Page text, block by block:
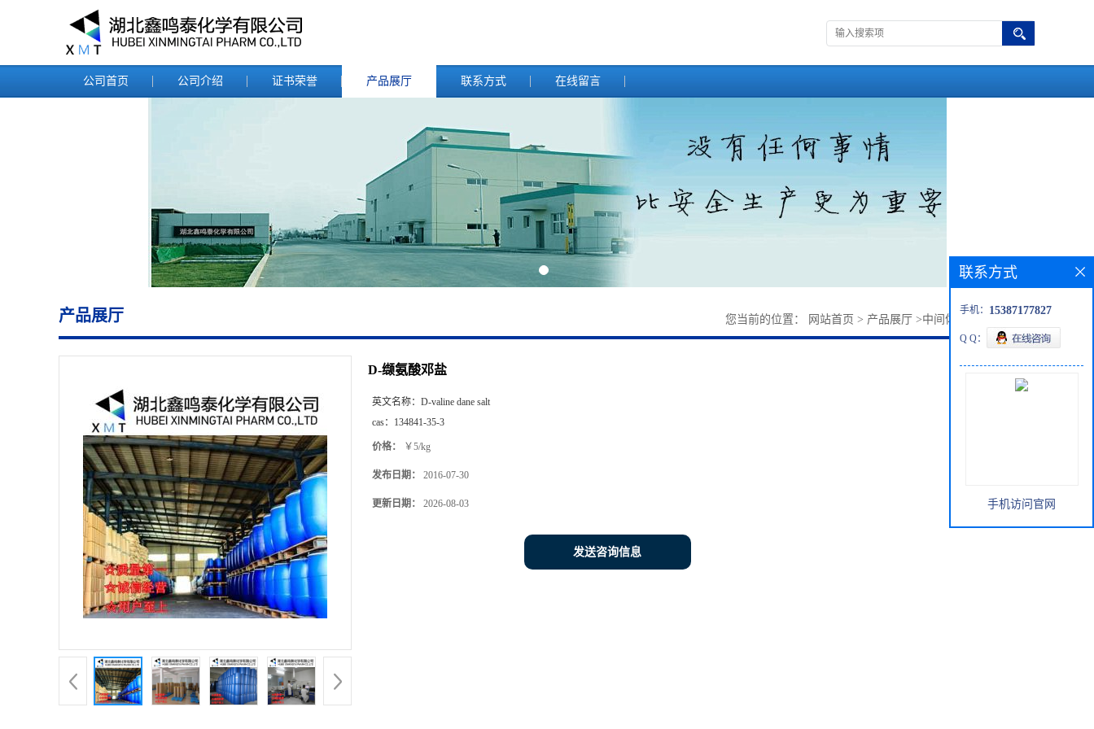
公司首页 公司介绍 证书荣誉 产品展厅 联系方式 在线留言
产品展厅 您当前的位置： 网站首页 > 产品展厅 >中间体
D-缬氨酸邓盐
英文名称： D-valine dane salt
cas： 134841-35-3
价格： ￥5/kg
发布日期： 2016-07-30
更新日期： 2026-08-03
发送咨询信息
联系方式
手机： 15387177827
Q Q：
手机访问官网